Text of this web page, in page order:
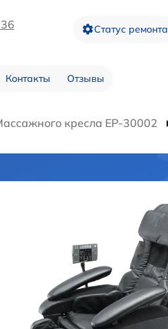
Статус ремонта
Контакты Отзывы
кресла EP-30002